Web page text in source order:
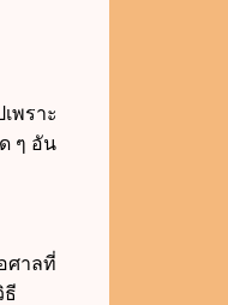
พราะ
ๆ อัน
ศาลที่
ธี